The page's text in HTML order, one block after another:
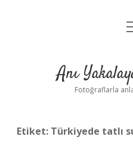
Anı
Fotoğraflarla
Etiket: Türkiyede tatlı